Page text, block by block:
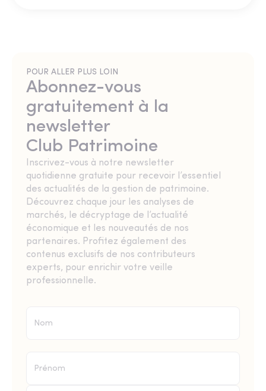
POUR ALLER PLUS LOIN
Abonnez-vous
gratuitement à la
newsletter
Club Patrimoine
Inscrivez-vous à notre newsletter
quotidienne gratuite pour recevoir l’essentiel
des actualités de la gestion de patrimoine.
Découvrez chaque jour les analyses de
marchés, le décryptage de l’actualité
économique et les nouveautés de nos
partenaires. Profitez également des
contenus exclusifs de nos contributeurs
experts, pour enrichir votre veille
professionnelle.